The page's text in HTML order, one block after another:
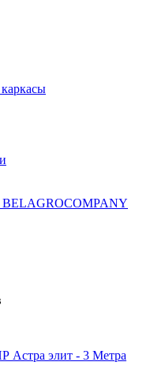
BELAGROCOMPANY
Астра элит - 3 Метра